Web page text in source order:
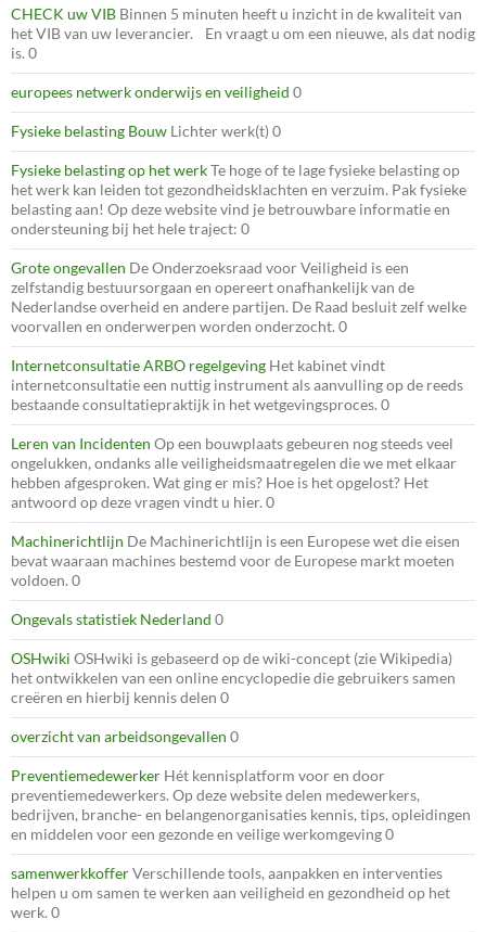
CHECK uw VIB Binnen 5 minuten heeft u inzicht in de kwaliteit van
het VIB van uw leverancier. En vraagt u om een nieuwe, als dat nodig
is. 0
europees netwerk onderwijs en veiligheid 0
Fysieke belasting Bouw Lichter werk(t) 0
Fysieke belasting op het werkTe hoge of te lage fysieke belasting op
het werk kan leiden tot gezondheidsklachten en verzuim. Pak fysieke
belasting aan! Op deze website vind je betrouwbare informatie en
ondersteuning bij het hele traject: 0
Grote ongevallen De Onderzoeksraad voor Veiligheid is een
zelfstandig bestuursorgaan en opereert onafhankelijk van de
Nederlandse overheid en andere partijen. De Raad besluit zelf welke
voorvallen en onderwerpen worden onderzocht. 0
Internetconsultatie ARBO regelgeving Het kabinet vindt
internetconsultatie een nuttig instrument als aanvulling op de reeds
bestaande consultatiepraktijk in het wetgevingsproces. 0
Leren van Incidenten Op een bouwplaats gebeuren nog steeds veel
ongelukken, ondanks alle veiligheidsmaatregelen die we met elkaar
hebben afgesproken. Wat ging er mis? Hoe is het opgelost? Het
antwoord op deze vragen vindt u hier. 0
Machinerichtlijn De Machinerichtlijn is een Europese wet die eisen
bevat waaraan machines bestemd voor de Europese markt moeten
voldoen. 0
Ongevals statistiek Nederland 0
OSHwiki OSHwiki is gebaseerd op de wiki-concept (zie Wikipedia)
het ontwikkelen van een online encyclopedie die gebruikers samen
creëren en hierbij kennis delen 0
overzicht van arbeidsongevallen 0
Preventiemedewerker Hét kennisplatform voor en door
preventiemedewerkers. Op deze website delen medewerkers,
bedrijven, branche- en belangenorganisaties kennis, tips, opleidingen
en middelen voor een gezonde en veilige werkomgeving 0
samenwerkkofferVerschillende tools, aanpakken en interventies
helpen u om samen te werken aan veiligheid en gezondheid op het
werk. 0